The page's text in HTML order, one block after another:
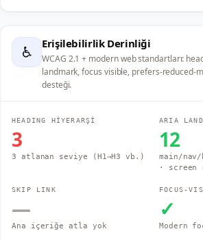
♿ Erişilebilirlik Derinliği
WCAG 2.1 + modern web standartları:
landmark, focus visible, prefers-reduced-
desteği.
HEADING HİYERARŞİ
3
3 atlanan seviye (H1→H3 vb.)
ARIA
12
main/
· screen
SKIP LINK
—
Ana içeriğe atla yok
FOCUS-
✓
Modern